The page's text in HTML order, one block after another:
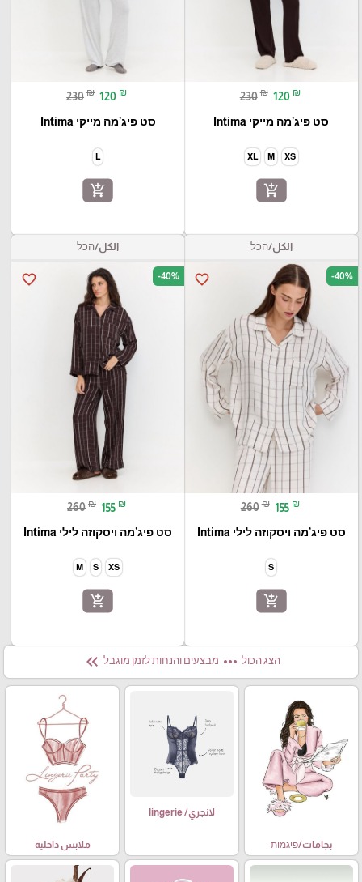
230 ₪ 120 ₪
סט פיג’מה מייקי Intima
XS
M
XL
add_shopping_cart
230 ₪ 120 ₪
סט פיג’מה מייקי Intima
L
add_shopping_cart
الكل/הכל
favorite_border -40%
260 ₪ 155 ₪
סט פיג’מה ויסקוזה לילי Intima
S
add_shopping_cart
الكل/הכל
favorite_border -40%
260 ₪ 155 ₪
סט פיג’מה ויסקוזה לילי Intima
XS
S
M
add_shopping_cart
הצג הכול more_horiz מבצעים והנחות לזמן מוגבל keyboard_double_arrow_left
بجامات/פיגמות
لانجري/ lingerie
ملابس داخلية